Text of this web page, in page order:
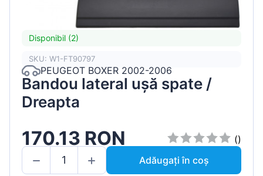
Disponibil (2)
SKU: W1-FT90797
PEUGEOT BOXER 2002-2006
Bandou lateral ușă spate /
Dreapta
170.13 RON
()
Adăugați în coș